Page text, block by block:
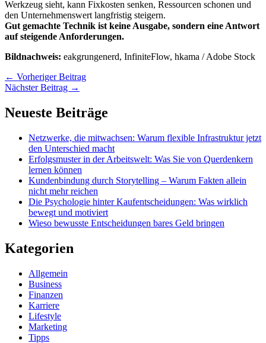
Werkzeug sieht, kann Fixkosten senken, Ressourcen schonen und
den Unternehmenswert langfristig steigern.
Gut gemachte Technik ist keine Ausgabe, sondern eine Antwort
auf steigende Anforderungen.
Bildnachweis: eakgrungenerd, InfiniteFlow, hkama / Adobe Stock
← Vorheriger Beitrag
Nächster Beitrag →
Neueste Beiträge
Netzwerke, die mitwachsen: Warum flexible Infrastruktur jetzt
den Unterschied macht
Erfolgsmuster in der Arbeitswelt: Was Sie von Querdenkern
lernen können
Kundenbindung durch Storytelling – Warum Fakten allein
nicht mehr reichen
Die Psychologie hinter Kaufentscheidungen: Was wirklich
bewegt und motiviert
Wieso bewusste Entscheidungen bares Geld bringen
Kategorien
Allgemein
Business
Finanzen
Karriere
Lifestyle
Marketing
Tipps